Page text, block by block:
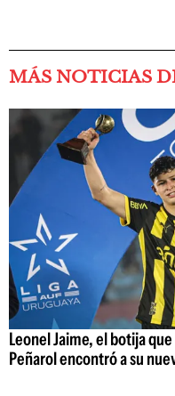
MÁS NOTICIAS
Leonel Jaime, el botija
Peñarol encontró a su